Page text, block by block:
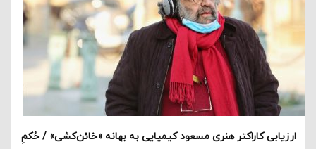
ارزیابی کاراکتر هنری مسعود کیمیایی به بهانه «خائن‌کشی» / حُکمِ